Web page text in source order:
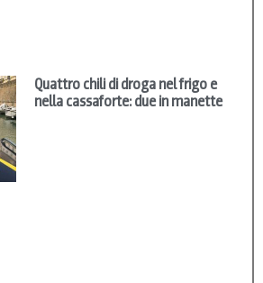
Quattro chili di droga nel frigo e
nella cassaforte: due in manette